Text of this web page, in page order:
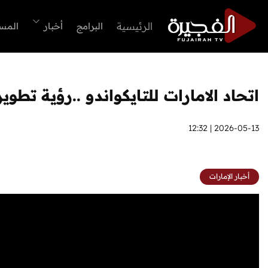
الرئيسية البرامج أخبار
اتحاد الامارات للتايكواندو ..رؤية
2026-05-13 | 12:32
أخبار الإمارات